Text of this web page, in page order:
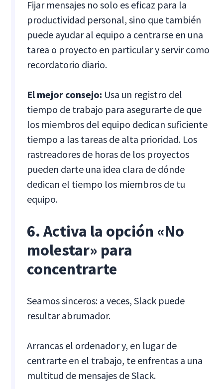
Fijar mensajes no solo es eficaz para la
productividad personal, sino que también
puede ayudar al equipo a centrarse en una
tarea o proyecto en particular y servir como
recordatorio diario.
El mejor consejo: Usa un registro del
tiempo de trabajo para asegurarte de que
los miembros del equipo dedican suficiente
tiempo a las tareas de alta prioridad. Los
rastreadores de horas de los proyectos
pueden darte una idea clara de dónde
dedican el tiempo los miembros de tu
equipo.
6. Activa la opción «No
molestar» para
concentrarte
Seamos sinceros: a veces, Slack puede
resultar abrumador.
Arrancas el ordenador y, en lugar de
centrarte en el trabajo, te enfrentas a una
multitud de mensajes de Slack.